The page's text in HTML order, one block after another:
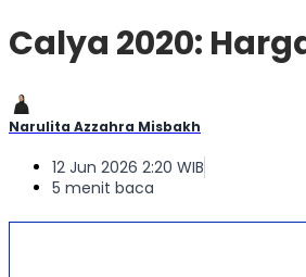
Calya 2020:
Narulita Azzahra Misbakh
12 Jun 2026 2:20 WIB
5 menit baca